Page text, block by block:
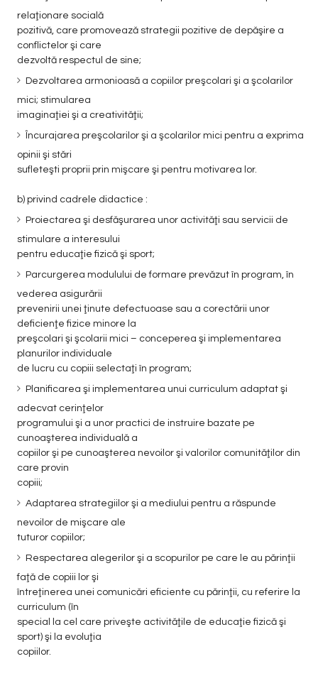
relaţionare socială
pozitivă, care promovează strategii pozitive de depăşire a
conflictelor şi care
dezvoltă respectul de sine;
Dezvoltarea armonioasă a copiilor preşcolari şi a şcolarilor
mici; stimularea
imaginaţiei şi a creativităţii;
Încurajarea preşcolarilor şi a şcolarilor mici pentru a exprima
opinii şi stări
sufleteşti proprii prin mişcare şi pentru motivarea lor.
b) privind cadrele didactice :
Proiectarea şi desfăşurarea unor activităţi sau servicii de
stimulare a interesului
pentru educaţie fizică şi sport;
Parcurgerea modulului de formare prevăzut în program, în
vederea asigurării
prevenirii unei ţinute defectuoase sau a corectării unor
deficienţe fizice minore la
preşcolari şi şcolarii mici – conceperea şi implementarea
planurilor individuale
de lucru cu copiii selectaţi în program;
Planificarea şi implementarea unui curriculum adaptat şi
adecvat cerinţelor
programului şi a unor practici de instruire bazate pe
cunoaşterea individuală a
copiilor şi pe cunoaşterea nevoilor şi valorilor comunităţilor din
care provin
copiii;
Adaptarea strategiilor şi a mediului pentru a răspunde
nevoilor de mişcare ale
tuturor copiilor;
Respectarea alegerilor şi a scopurilor pe care le au părinţii
faţă de copiii lor şi
întreţinerea unei comunicări eficiente cu părinţii, cu referire la
curriculum (în
special la cel care priveşte activităţile de educaţie fizică şi
sport) şi la evoluţia
copiilor.